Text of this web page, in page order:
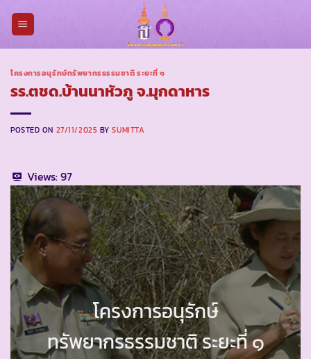
โครงการอนุรักษ์ทรัพยากรธรรมชาติ ระยะที่ ๑
รร.ตชด.บ้านนาหัวภู จ.มุกดาหาร
POSTED ON 27/11/2025 BYSUMITTA
Views:97
โครงการอนุรักษ์
ทรัพยากรธรรมชาติ ระยะที่ ๑